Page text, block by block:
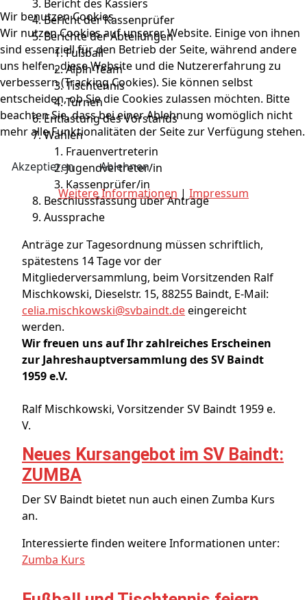
Bericht des Kassiers
Bericht der Kassenprüfer
Berichte der Abteilungen
Fußball
Alpin-Team
Tischtennis
Turnen
Entlastung des Vorstands
Wahlen
Frauenvertreterin
Jugendvertreter/in
Kassenprüfer/in
Beschlussfassung über Anträge
Aussprache
Anträge zur Tagesordnung müssen schriftlich,
spätestens 14 Tage vor der
Mitgliederversammlung, beim Vorsitzenden Ralf
Mischkowski, Dieselstr. 15, 88255 Baindt, E-Mail:
celia.mischkowski@svbaindt.deeingereicht
werden.
Wir freuen uns auf Ihr zahlreiches Erscheinen
zur Jahreshauptversammlung des SV Baindt
1959 e.V.
Ralf Mischkowski, Vorsitzender SV Baindt 1959 e.
V.
Neues Kursangebot im SV Baindt:
ZUMBA
Der SV Baindt bietet nun auch einen Zumba Kurs
an.
Interessierte finden weitere Informationen unter:
Zumba Kurs
Wir benutzen Cookies
Wir nutzen Cookies auf unserer Website. Einige von ihnen
sind essenziell für den Betrieb der Seite, während andere
uns helfen, diese Website und die Nutzererfahrung zu
verbessern (Tracking Cookies). Sie können selbst
entscheiden, ob Sie die Cookies zulassen möchten. Bitte
beachten Sie, dass bei einer Ablehnung womöglich nicht
mehr alle Funktionalitäten der Seite zur Verfügung stehen.
Akzeptieren
Ablehnen
Weitere Informationen | Impressum